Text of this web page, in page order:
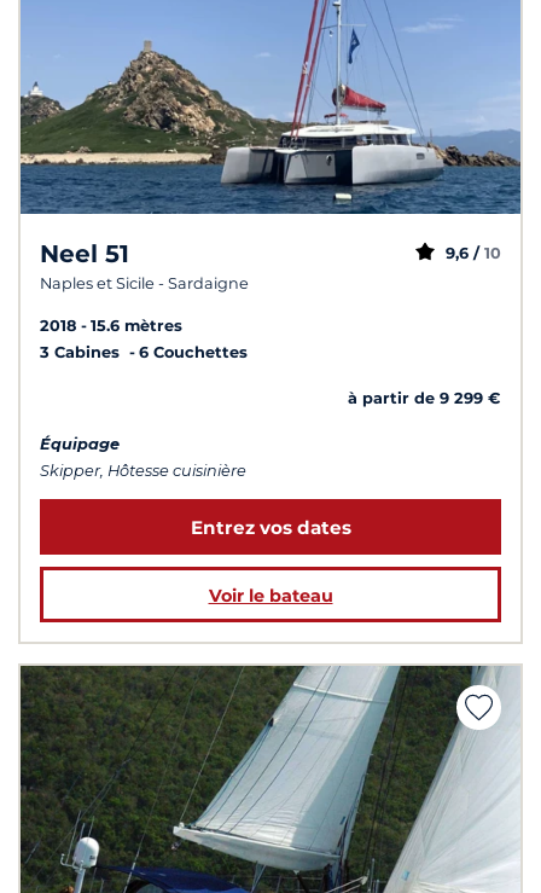
Neel 51
Naples et Sicile - Sardaigne
9,6 / 10
2018
15.6 mètres
3 Cabines
6 Couchettes
à partir de 9 299 €
Équipage
Skipper, Hôtesse cuisinière
Entrez vos dates
Voir le bateau